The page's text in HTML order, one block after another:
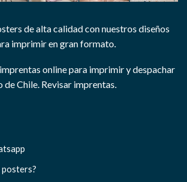
de alta calidad con nuestros diseños
imprimir en gran formato.
online para imprimir y despachar
de Chile. Revisar imprentas.
posters?